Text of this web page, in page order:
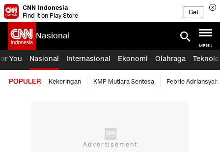
CNN Indonesia
Find it on Play Store
Get
Nasional
MENU
You Nasional Internasional Ekonomi Olahraga
POPULER Kekeringan KMP Mutiara Sentosa Febrie Adriansyah